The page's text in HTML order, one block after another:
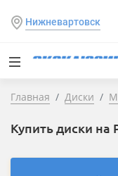
Нижневартовск
Главная Диски
Купить диски на